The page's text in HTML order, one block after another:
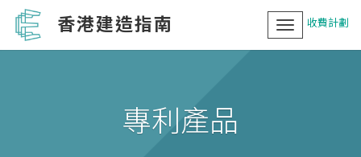
香港建造指南 收費計劃
Toggle
navigation
專利產品